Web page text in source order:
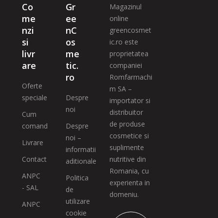
Co
me
nzi
si
livr
are
Oferte
speciale
Cum
comand
Livrare
Contact
ANPC
- SAL
ANPC
Gr
ee
nC
os
me
tic.
ro
Despre
noi
Despre
noi –
informatii
aditionale
Politica
de
utilizare
cookie
Magazinul
online
greencosmet
ic.ro este
proprietatea
companiei
Romfarmachi
m SA –
importator si
distribuitor
de produse
cosmetice si
suplimente
nutritive din
Romania, cu
experienta in
domeniu.